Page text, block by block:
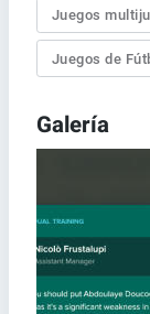
Juegos
Juegos de
Galería